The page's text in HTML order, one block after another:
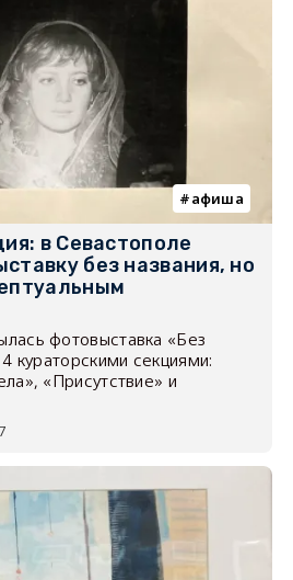
афиша
в Севастополе
без названия, но
фотовыставка «Без
кураторскими секциями:
«Присутствие» и